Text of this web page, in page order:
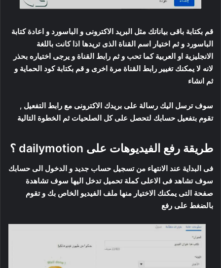
قم بكتابة باقى بياناتك مثل البريد الاكترونى و الباسورد و اعادة كتابة
الباسورد و ثم اختيار اسم القناة الذى تريدها اذا كانت باللغة
الانجليزية او العربية كما تحب و ثم رابط القناة و يرجى اختياره بحذر
لانه لا يمكنك تغيير رابط القناة مرة اخرى و قم بكتابة كود الحماية و
ثم انشاء
سوف ترسل اليك رسالة على بريدك الاكترونى مع رابط التفعيل ,
تقوم بتفعيل حسابك لتحصل على كل الصلحيات ثم الخطوة التالية
طريقة رفع الفيديوهات على dailymotion ؟
فى البداية عند الانتهاء من تسجيل حساب جديد و الدخول الى حسابك
سوف تشاهد فى الاعلى كملة تحميل تدخل اليها سوف تشاهدة
صفحة التى يمكنك الاختيار منها ملف الفيديو الخاص بك و تقوم
بالضغط على رفع